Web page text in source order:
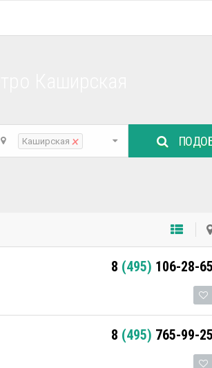
Каширская ×
8 (495) 106-28-65
8 (495) 765-99-25